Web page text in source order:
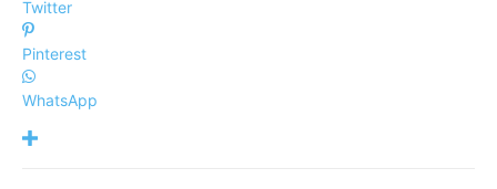
Twitter
Pinterest
WhatsApp